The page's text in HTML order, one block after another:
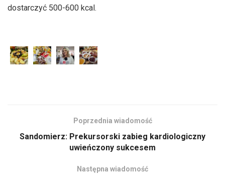
dostarczyć 500-600 kcal.
Poprzednia wiadomość
Sandomierz: Prekursorski zabieg kardiologiczny
uwieńczony sukcesem
Następna wiadomość